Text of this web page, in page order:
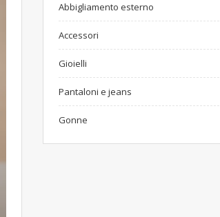
Abbigliamento esterno
Accessori
Gioielli
Pantaloni e jeans
Gonne